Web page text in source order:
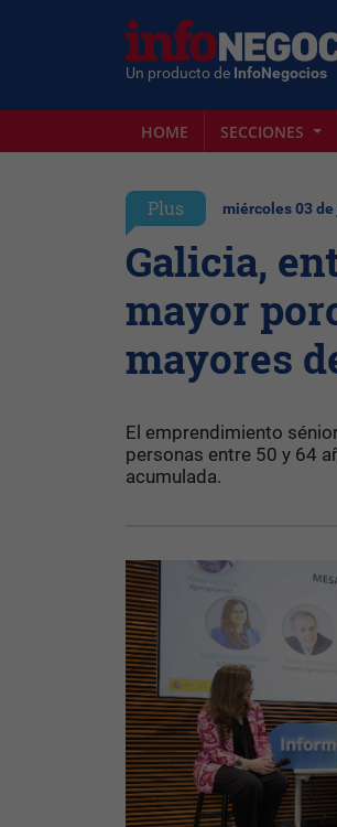
Un producto de InfoNegocios
HOME SECCIONES
Plus miércoles 03
Galicia,
mayor
mayores
El emprendimiento
personas entre 50 y 64
acumulada.